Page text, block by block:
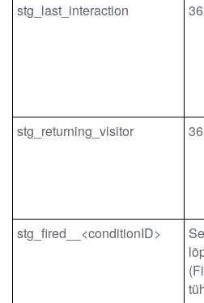
stg_last_interaction
stg_returning_visitor
stg_fired__<conditionID>